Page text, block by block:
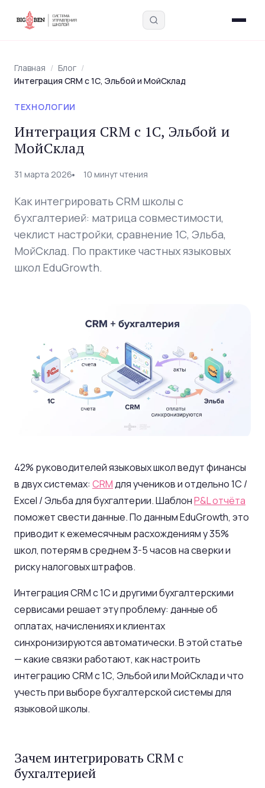
Введите запрос — найдём в блоге, интервью,
академии и инструментах
Главная / Блог /
Интеграция CRM с 1С, Эльбой и МойСклад
ТЕХНОЛОГИИ
Интеграция CRM с 1С, Эльбой и
МойСклад
31 марта 2026 10 минут чтения
Как интегрировать CRM школы с
бухгалтерией: матрица совместимости,
чеклист настройки, сравнение 1С, Эльба,
МойСклад. По практике частных языковых
школ EduGrowth.
42% руководителей языковых школ ведут финансы
в двух системах: CRMдля учеников и отдельно 1С /
Excel / Эльба для бухгалтерии. ШаблонP&L отчёта
поможет свести данные. По данным EduGrowth, это
приводит к ежемесячным расхождениям у 35%
школ, потерям в среднем 3-5 часов на сверки и
риску налоговых штрафов.
Интеграция CRM с 1С и другими бухгалтерскими
сервисами решает эту проблему: данные об
оплатах, начислениях и клиентах
синхронизируются автоматически. В этой статье
— какие связки работают, как настроить
интеграцию CRM с 1С, Эльбой или МойСклад и что
учесть при выборе бухгалтерской системы для
языковой школы.
Зачем интегрировать CRM с
бухгалтерией